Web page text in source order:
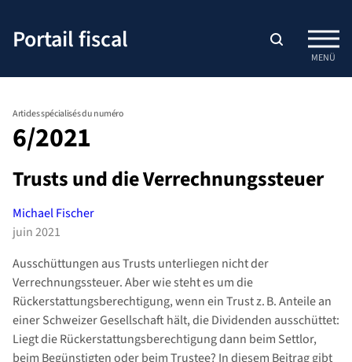
contenu
Portail fiscal
MENÜ
Articles spécialisés du numéro
6/2021
Trusts und die Verrechnungssteuer
Michael Fischer
juin 2021
Ausschüttungen aus Trusts unterliegen nicht der
Verrechnungssteuer. Aber wie steht es um die
Rückerstattungsberechtigung, wenn ein Trust z. B. Anteile an
einer Schweizer Gesellschaft hält, die Dividenden ausschüttet:
Liegt die Rückerstattungsberechtigung dann beim Settlor,
beim Begünstigten oder beim Trustee? In diesem Beitrag gibt